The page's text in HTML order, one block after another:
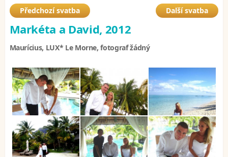
Předchozí svatba Další svatba
Markéta a David, 2012
Maurícius, LUX* Le Morne, fotograf žádný